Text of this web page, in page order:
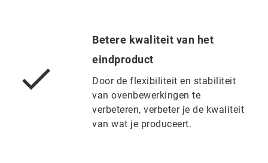
Betere kwaliteit van het
eindproduct
Door de flexibiliteit en stabiliteit
van ovenbewerkingen te
verbeteren, verbeter je de kwaliteit
van wat je produceert.